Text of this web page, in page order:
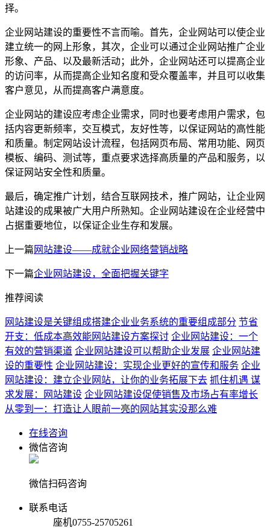
择。
企业网站建设的重要性不言而喻。首先，企业网站可以使企业
建立统一的网上形象，其次，企业可以通过企业网站推广企业
形象、产品、以及最新活动；此外，企业网站还可以提高企业
的访问率，从而提高企业知名度和受众覆盖率，并且可以收集
客户意见，从而提高客户满意度。
企业网站的建设应考虑企业需求，同时也要考虑用户需求，包
括内容更新频率，交互模式，友好性等，以保证网站的高性能
和质量。制定网站设计流程，包括网页布局、常用功能、网页
模板、编码、测试等，重点要求选择高质量的产品和服务，以
保证网站安全性和质量。
最后，确定推广计划，结合互联网技术，推广网站，让企业网
站建设的成果被广大用户所熟知。企业网站建设在企业经营中
占据重要地位，以保证企业生存和发展。
上一篇 网站建设——成就企业网络营销战略
下一篇企业网站建设，全面把握关键字
推荐阅读
网站建设是关键组成搭建企业业务系统的重要组成部分 节省
开支：低成本高效能网站建设方案探讨 企业网站建设：一个
有效的营销渠道 企业网站建设可以帮助企业发展 企业网站建
设的重要性 企业网站建设：实现企业更好的宣传和服务 企业
网站建设：建立企业网站，让你的业务拓展下去 抓住机遇 谋
求发展：网站建设 企业网站建设促使销售及市场占有率增长
从零到一：打造让人眼前一亮的网站其实没那么难
在线咨询
微信咨询
微信扫码咨询
联系电话
座机0755-25705261